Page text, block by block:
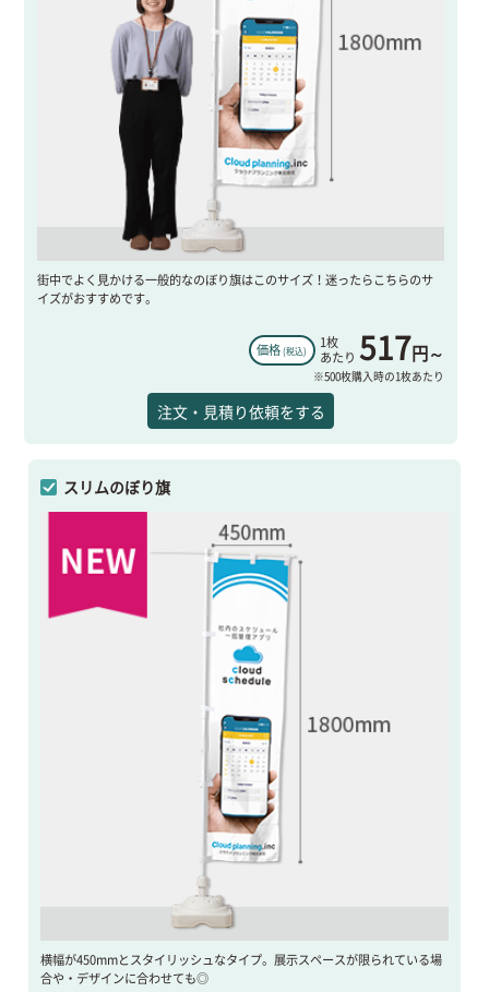
街中でよく見かける一般的なのぼり旗はこのサイズ！迷ったらこちらのサ
イズがおすすめです。
価格(税込)
1枚
あたり 517円～
※500枚購入時の1枚あたり
注文・見積り依頼をする
スリムのぼり旗
横幅が450mmとスタイリッシュなタイプ。展示スペースが限られている場
合や・デザインに合わせても◎